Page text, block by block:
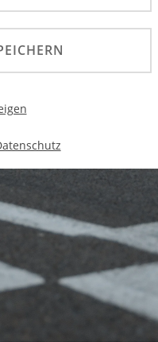
die Kernfunktionalität
die Website nutzbar zu
Funktionen
kann die Website nicht